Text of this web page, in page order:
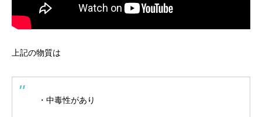
上記の物質は
・中毒性があり